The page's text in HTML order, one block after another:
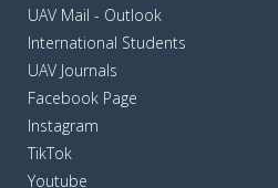
UAV Mail - Outlook
International Students
UAV Journals
Facebook Page
Instagram
TikTok
Youtube